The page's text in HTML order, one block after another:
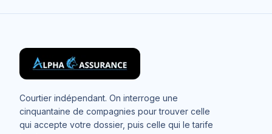
Courtier indépendant. On interroge une
cinquantaine de compagnies pour trouver celle
qui accepte votre dossier, puis celle qui le tarife